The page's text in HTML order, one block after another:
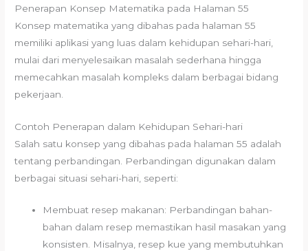
Penerapan Konsep Matematika pada Halaman 55
Konsep matematika yang dibahas pada halaman 55
memiliki aplikasi yang luas dalam kehidupan sehari-hari,
mulai dari menyelesaikan masalah sederhana hingga
memecahkan masalah kompleks dalam berbagai bidang
pekerjaan.
Contoh Penerapan dalam Kehidupan Sehari-hari
Salah satu konsep yang dibahas pada halaman 55 adalah
tentang perbandingan. Perbandingan digunakan dalam
berbagai situasi sehari-hari, seperti:
Membuat resep makanan: Perbandingan bahan-
bahan dalam resep memastikan hasil masakan yang
konsisten. Misalnya, resep kue yang membutuhkan